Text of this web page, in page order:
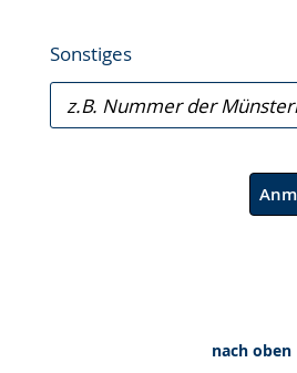
Sonstiges
nach oben